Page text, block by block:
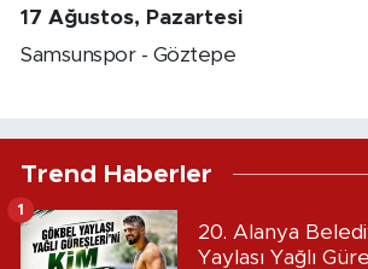
17 Ağustos, Pazartesi
Samsunspor - Göztepe
Trend Haberler
20. Alanya
Yaylası Yağlı
1